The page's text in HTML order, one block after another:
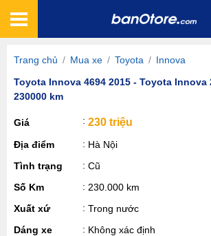
Trang chủ / Mua xe / Toyota / Innova
Toyota Innova 4694 2015 - Toyota Innova
230000 km
Giá 230 triệu
Địa điểm
Hà Nội
Tình trạng
Cũ
Số Km
230.000 km
Xuất xứ
Trong nước
Dáng xe
Không xác định